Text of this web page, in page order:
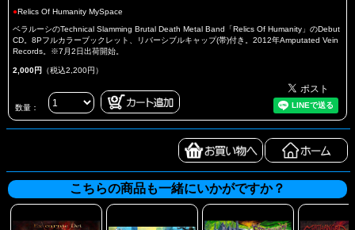
●Relics Of Humanity MySpace
ベラルーシのTechnical Slamming Brutal Death Metal Band「Relics Of Humanity」のDebut
CD。8Pフルカラーブックレット、リバーシブルキャップ(帯)付き。2012年Amputated Vein
Records。※7月2日出荷開始。
2,000円 （税込2,200円）
数量：
こちらの商品も一緒にいかがですか？